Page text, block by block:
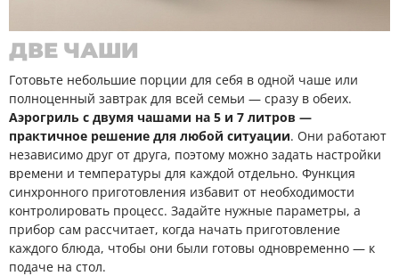
ДВЕ ЧАШИ
Готовьте небольшие порции для себя в одной чаше или
полноценный завтрак для всей семьи — сразу в обеих.
Аэрогриль с двумя чашами на 5 и 7 литров —
практичное решение для любой ситуации. Они работают
независимо друг от друга, поэтому можно задать настройки
времени и температуры для каждой отдельно. Функция
синхронного приготовления избавит от необходимости
контролировать процесс. Задайте нужные параметры, а
прибор сам рассчитает, когда начать приготовление
каждого блюда, чтобы они были готовы одновременно — к
подаче на стол.